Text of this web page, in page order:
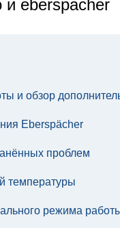
и eberspacher
и обзор
Eberspächer
проблем
температуры
режима